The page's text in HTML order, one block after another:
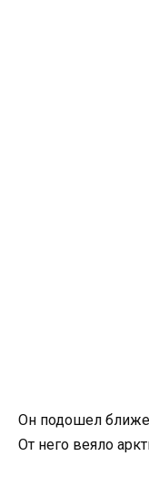
Он подошел
От него веяло